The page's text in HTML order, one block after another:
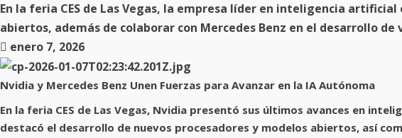
En la feria CES de Las Vegas, la empresa líder en inteligencia
abiertos, además de colaborar con Mercedes Benz en el desarrollo de
enero 7, 2026
Nvidia y Mercedes Benz Unen Fuerzas para Avanzar en la IA Autónoma
En la feria CES de Las Vegas, Nvidia presentó sus últimos avances en
destacó el desarrollo de nuevos procesadores y modelos abiertos, así